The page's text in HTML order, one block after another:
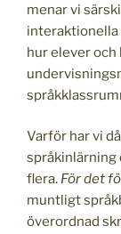
menar vi
interaktionella
hur elever
Varför har vi
språkinlärning
flera. För det
muntligt
överordnad